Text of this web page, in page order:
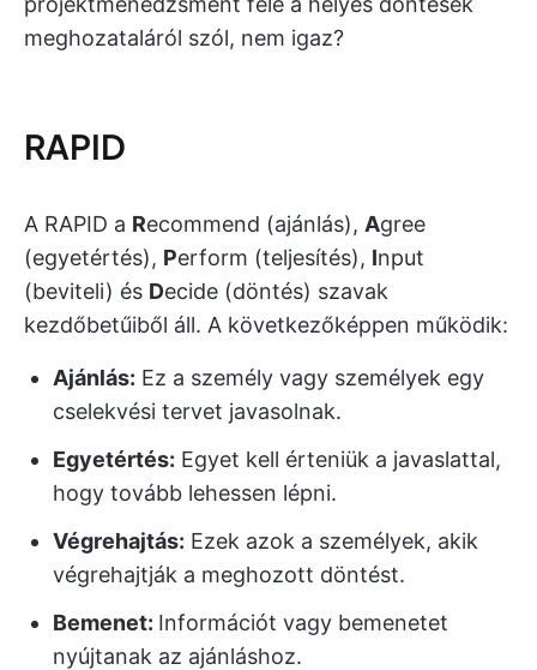
meghozataláról szól, nem igaz?
RAPID
A RAPID a Recommend (ajánlás), Agree
(egyetértés), Perform (teljesítés), Input
(beviteli) és Decide (döntés) szavak
kezdőbetűiből áll. A következőképpen működik:
Ajánlás: Ez a személy vagy személyek egy
cselekvési tervet javasolnak.
Egyetértés: Egyet kell érteniük a javaslattal,
hogy tovább lehessen lépni.
Végrehajtás: Ezek azok a személyek, akik
végrehajtják a meghozott döntést.
Bemenet: Információt vagy bemenetet
nyújtanak az ajánláshoz.